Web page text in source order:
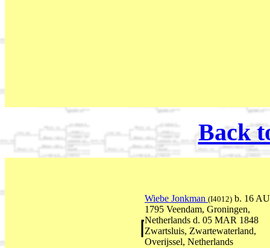
Back
Wiebe Jonkman (I4012) b. 16
1795 Veendam, Groningen,
Netherlands d. 05 MAR 1848
Zwartsluis, Zwartewaterland,
Overijssel, Netherlands